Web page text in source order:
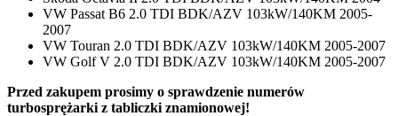
VW Passat B6 2.0 TDI BDK/AZV 103kW/140KM 2005-
2007
VW Touran 2.0 TDI BDK/AZV 103kW/140KM 2005-2007
VW Golf V 2.0 TDI BDK/AZV 103kW/140KM 2005-2007
Przed zakupem prosimy o sprawdzenie numerów
turbosprężarki z tabliczki znamionowej!